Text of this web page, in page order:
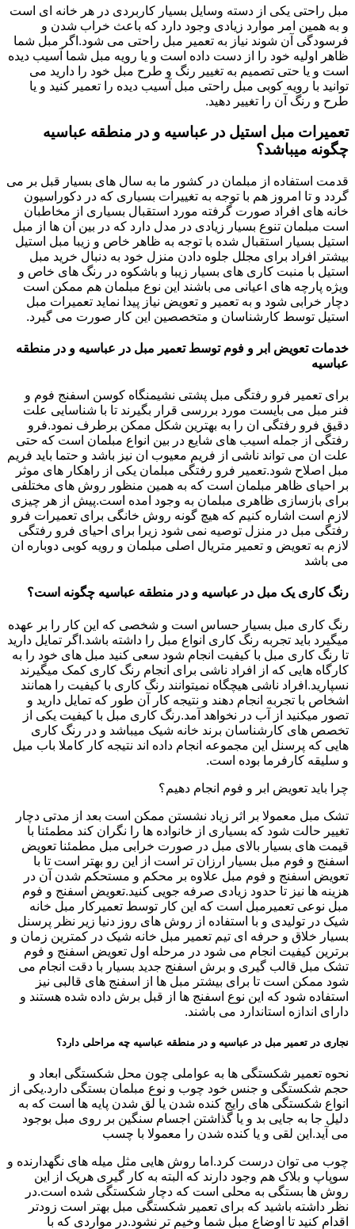
مبل راحتی یکی از دسته وسایل بسیار کاربردی در هر خانه ای است
و به همین امر موارد زیادی وجود دارد که باعث خراب شدن و
فرسودگی آن شوند نیاز به تعمیر مبل راحتی می شود.اگر مبل شما
ظاهر اولیه خود را از دست داده است و یا رویه مبل شما آسیب دیده
است و یا حتی تصمیم به تغییر رنگ و طرح مبل خود را دارید می
توانید با رویه کوبی مبل راحتی مبل آسیب دیده را تعمیر کنید و یا
طرح و رنگ آن را تغییر دهید.
تعمیرات مبل استیل در عباسیه و در منطقه عباسیه
چگونه میباشد؟
قدمت استفاده از مبلمان در کشور ما به سال های بسیار قبل بر می
گردد و تا امروز هم با توجه به تغییرات بسیاری که در دکوراسیون
خانه های افراد صورت گرفته مورد استقبال بسیاری از مخاطبان
است مبلمان تنوع بسیار زیادی در مدل دارد که در بین آن ها از مبل
استیل بسیار استقبال شده با توجه به ظاهر خاص و زیبا مبل استیل
بیشتر افراد برای مجلل جلوه دادن منزل خود به دنبال خرید مبل
استیل با منبت کاری های بسیار زیبا و باشکوه در رنگ های خاص و
ویژه پارچه های اعیانی می باشند این نوع مبلمان هم ممکن است
دچار خرابی شود و به تعمیر و تعویض نیاز پیدا نماید تعمیرات مبل
استیل توسط کارشناسان و متخصصین این کار صورت می گیرد.
خدمات تعویض ابر و فوم توسط تعمیر مبل در عباسیه و در منطقه
عباسیه
برای تعمیر فرو رفتگی مبل پشتی نشیمنگاه کوسن اسفنج فوم و
فنر مبل می بایست مورد بررسی قرار بگیرند تا با شناسایی علت
دقیق فرو رفتگی ان را به بهترین شکل ممکن برطرف نمود.فرو
رفتگی از جمله اسیب های شایع در بین انواع مبلمان است که حتی
علت ان می تواند ناشی از فریم معیوب ان نیز باشد و حتما باید فریم
مبل اصلاح شود.تعمیر فرو رفتگی مبلمان یکی از راهکار های موثر
بر احیای ظاهر مبلمان است که به همین منظور روش های مختلفی
برای بازسازی ظاهری مبلمان به وجود امده است.پیش از هر چیزی
لازم است اشاره کنیم که هیچ گونه روش خانگی برای تعمیرات فرو
رفتگی مبل در منزل توصیه نمی شود زیرا برای احیای فرو رفتگی
لازم به تعویض و تعمیر متریال اصلی مبلمان و رویه کوبی دوباره ان
می باشد
رنگ کاری یک مبل در عباسیه و در منطقه عباسیه چگونه است؟
رنگ کاری مبل بسیار حساس است و شخصی که این کار را بر عهده
میگیرد باید تجربه رنگ کاری انواع مبل را داشته باشد.اگر تمایل دارید
تا رنگ کاری مبل با کیفیت انجام شود سعی کنید مبل های خود را به
کارگاه هایی که از افراد ناشی برای انجام رنگ کاری کمک میگیرند
نسپارید.افراد ناشی هیچگاه نمیتوانند رنگ کاری با کیفیت را همانند
اشخاص با تجربه انجام دهند و نتیجه کار آن طور که تمایل دارید و
تصور میکنید از آب در نخواهد آمد.رنگ کاری مبل با کیفیت یکی از
تخصص های کارشناسان برند خانه شیک میباشد و در رنگ کاری
هایی که پرسنل این مجموعه انجام داده اند نتیجه کار کاملا باب میل
و سلیقه کارفرما بوده است.
چرا باید تعویض ابر و فوم انجام دهیم؟
تشک مبل معمولا بر اثر زیاد نشستن ممکن است بعد از مدتی دچار
تغییر حالت شود که بسیاری از خانواده ها را نگران کند مطمئنا با
قیمت های بسیار بالای مبل در صورت خرابی مبل مطمئنا تعویض
اسفنج و فوم مبل بسیار ارزان تر است از این رو بهتر است تا با
تعویض اسفنج و فوم مبل علاوه بر محکم و مستحکم شدن آن در
هزینه ها نیز تا حدود زیادی صرفه جویی کنید.تعویض اسفنج و فوم
مبل نوعی تعمیرمبل است که این کار توسط تعمیرکار مبل خانه
شیک در تولیدی و با استفاده از روش های روز دنیا زیر نظر پرسنل
بسیار خلاق و حرفه ای تیم تعمیر مبل خانه شیک در کمترین زمان و
برترین کیفیت انجام می شود در مرحله اول تعویض اسفنج و فوم
تشک مبل قالب گیری و برش اسفنج جدید بسیار با دقت انجام می
شود ممکن است تا برای بیشتر مبل ها از اسفنج های قالبی نیز
استفاده شود که این نوع اسفنج ها از قبل برش داده شده هستند و
دارای اندازه استاندارد می باشند.
نجاری در تعمیر مبل در عباسیه و در منطقه عباسیه چه مراحلی دارد؟
نحوه تعمیر شکستگی ها به عواملی چون محل شکستگی ابعاد و
حجم شکستگی و جنس خود چوب و نوع مبلمان بستگی دارد.یکی از
انواع شکستگی های رایج کنده شدن یا لق شدن پایه ها است که به
دلیل جا به جایی بد و یا گذاشتن اجسام سنگین بر روی مبل بوجود
می آید.این لقی و یا کنده شدن را معمولا با چسب
چوب می توان درست کرد.اما روش هایی مثل میله های نگهدارنده و
سوپاپ و بلاک هم وجود دارند که البته به کار گیری هریک از این
روش ها بستگی به محلی است که دچار شکستگی شده است.در
نظر داشته باشید که برای تعمیر شکستگی مبل بهتر است زودتر
اقدام کنید تا اوضاع مبل شما وخیم تر نشود.در مواردی که با